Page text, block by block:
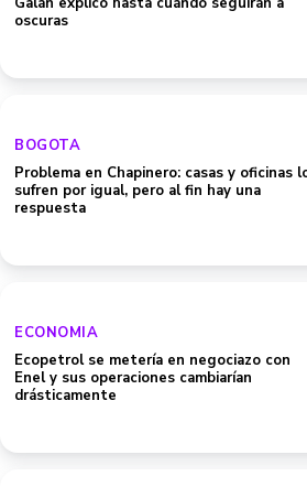
oscuras
BOGOTA
Problema en Chapinero: casas y oficinas
sufren por igual, pero al fin hay una
respuesta
ECONOMIA
Ecopetrol se metería en negociazo con
Enel y sus operaciones cambiarían
drásticamente